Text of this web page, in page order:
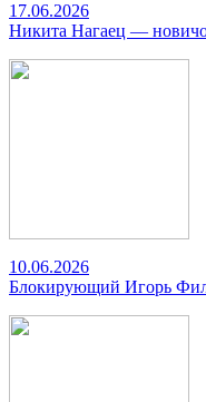
17.06.2026
Никита Нагаец —
10.06.2026
Блокирующий Игорь